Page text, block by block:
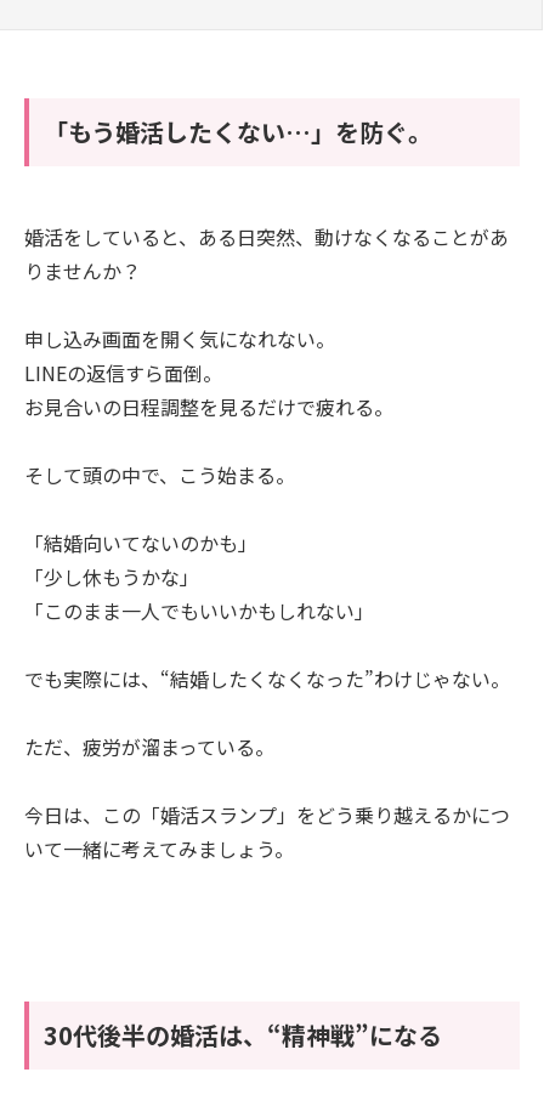
「もう婚活したくない…」を防ぐ。
婚活をしていると、ある日突然、動けなくなることがあ
りませんか？
申し込み画面を開く気になれない。
LINEの返信すら面倒。
お見合いの日程調整を見るだけで疲れる。
そして頭の中で、こう始まる。
「結婚向いてないのかも」
「少し休もうかな」
「このまま一人でもいいかもしれない」
でも実際には、“結婚したくなくなった”わけじゃない。
ただ、疲労が溜まっている。
今日は、この「婚活スランプ」をどう乗り越えるかにつ
いて一緒に考えてみましょう。
30代後半の婚活は、“精神戦”になる